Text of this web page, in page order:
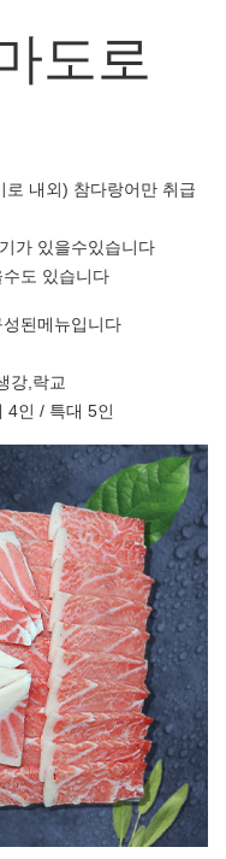
도로
내외) 참다랑어만 취급
가 있을수있습니다
도 있습니다
된메뉴입니다
강,락교
4인 / 특대 5인